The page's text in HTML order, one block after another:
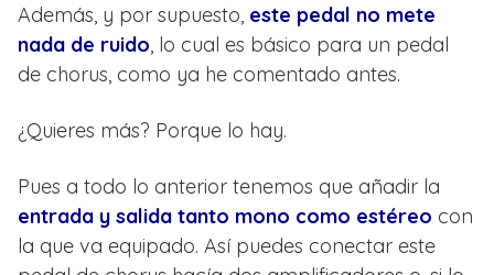
Además, y por supuesto, este pedal no mete
nada de ruido , lo cual es básico para un pedal
de chorus, como ya he comentado antes.
¿Quieres más? Porque lo hay.
Pues a todo lo anterior tenemos que añadir la
entrada y salida tanto mono como estéreo con
la que va equipado. Así puedes conectar este